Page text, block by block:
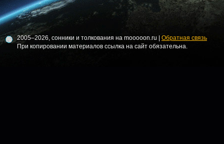
2005–2026, сонники и толкования на mooooon.ru | Обратная связь
При копировании материалов ссылка на сайт обязательна.